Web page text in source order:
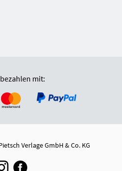
mit:
Verlage GmbH & Co. KG